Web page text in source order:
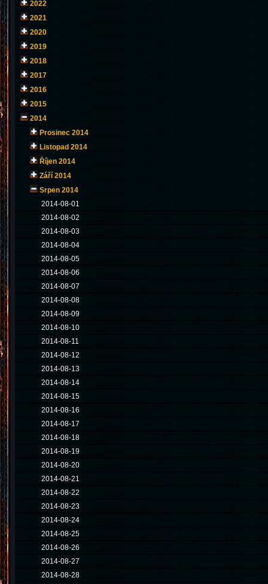
2022
2021
2020
2019
2018
2017
2016
2015
2014
Prosinec 2014
Listopad 2014
Říjen 2014
Září 2014
Srpen 2014
2014-08-01
2014-08-02
2014-08-03
2014-08-04
2014-08-05
2014-08-06
2014-08-07
2014-08-08
2014-08-09
2014-08-10
2014-08-11
2014-08-12
2014-08-13
2014-08-14
2014-08-15
2014-08-16
2014-08-17
2014-08-18
2014-08-19
2014-08-20
2014-08-21
2014-08-22
2014-08-23
2014-08-24
2014-08-25
2014-08-26
2014-08-27
2014-08-28